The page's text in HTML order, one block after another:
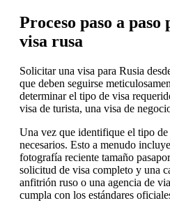
Proceso paso a
visa rusa
Solicitar una visa para Rusia
que deben seguirse
determinar el tipo de visa
visa de turista, una visa de
Una vez que identifique el tipo
necesarios. Esto a menudo
fotografía reciente tamaño
solicitud de visa completo y una
anfitrión ruso o una agencia de
cumpla con los estándares